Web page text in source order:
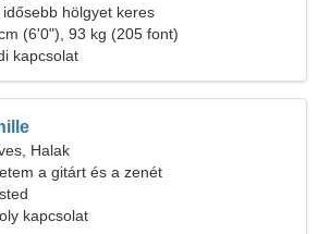
idősebb hölgyet keres
(6'0"), 93 kg (205 font)
kapcsolat
Halak
a gitárt és a zenét
kapcsolat